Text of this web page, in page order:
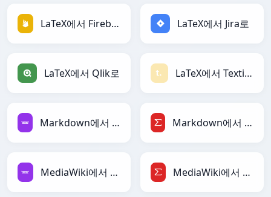
LaTeX에서 Firebase로 LaTeX에서 Jira로
LaTeX에서 Qlik로 LaTeX에서 Textile로
Markdown에서 Avro로 Markdown에서 LaTeX로
MediaWiki에서 Avro로 MediaWiki에서 LaTeX로